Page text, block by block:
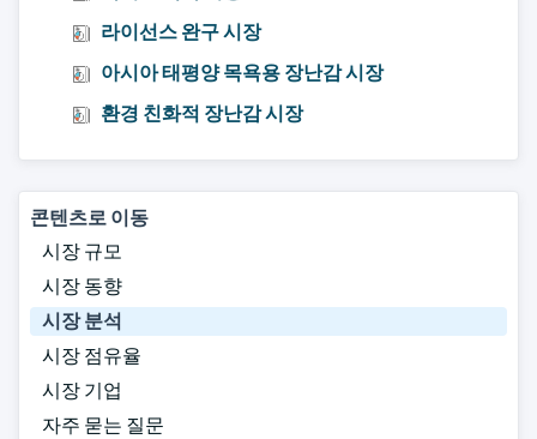
라이선스 완구 시장
아시아 태평양 목욕용 장난감 시장
환경 친화적 장난감 시장
콘텐츠로 이동
시장 규모
시장 동향
시장 분석
시장 점유율
시장 기업
자주 묻는 질문